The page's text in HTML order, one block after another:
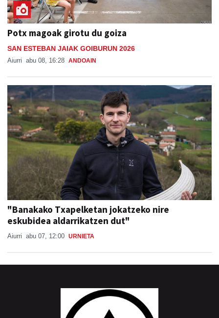
Potx magoak girotu du goiza
SAN ESTEBAN JAIAK GOIBURUN 2026
Aiurri abu 08, 16:28 ANDOAIN
"Banakako Txapelketan jokatzeko nire
eskubidea aldarrikatzen dut"
Aiurri abu 07, 12:00 URNIETA